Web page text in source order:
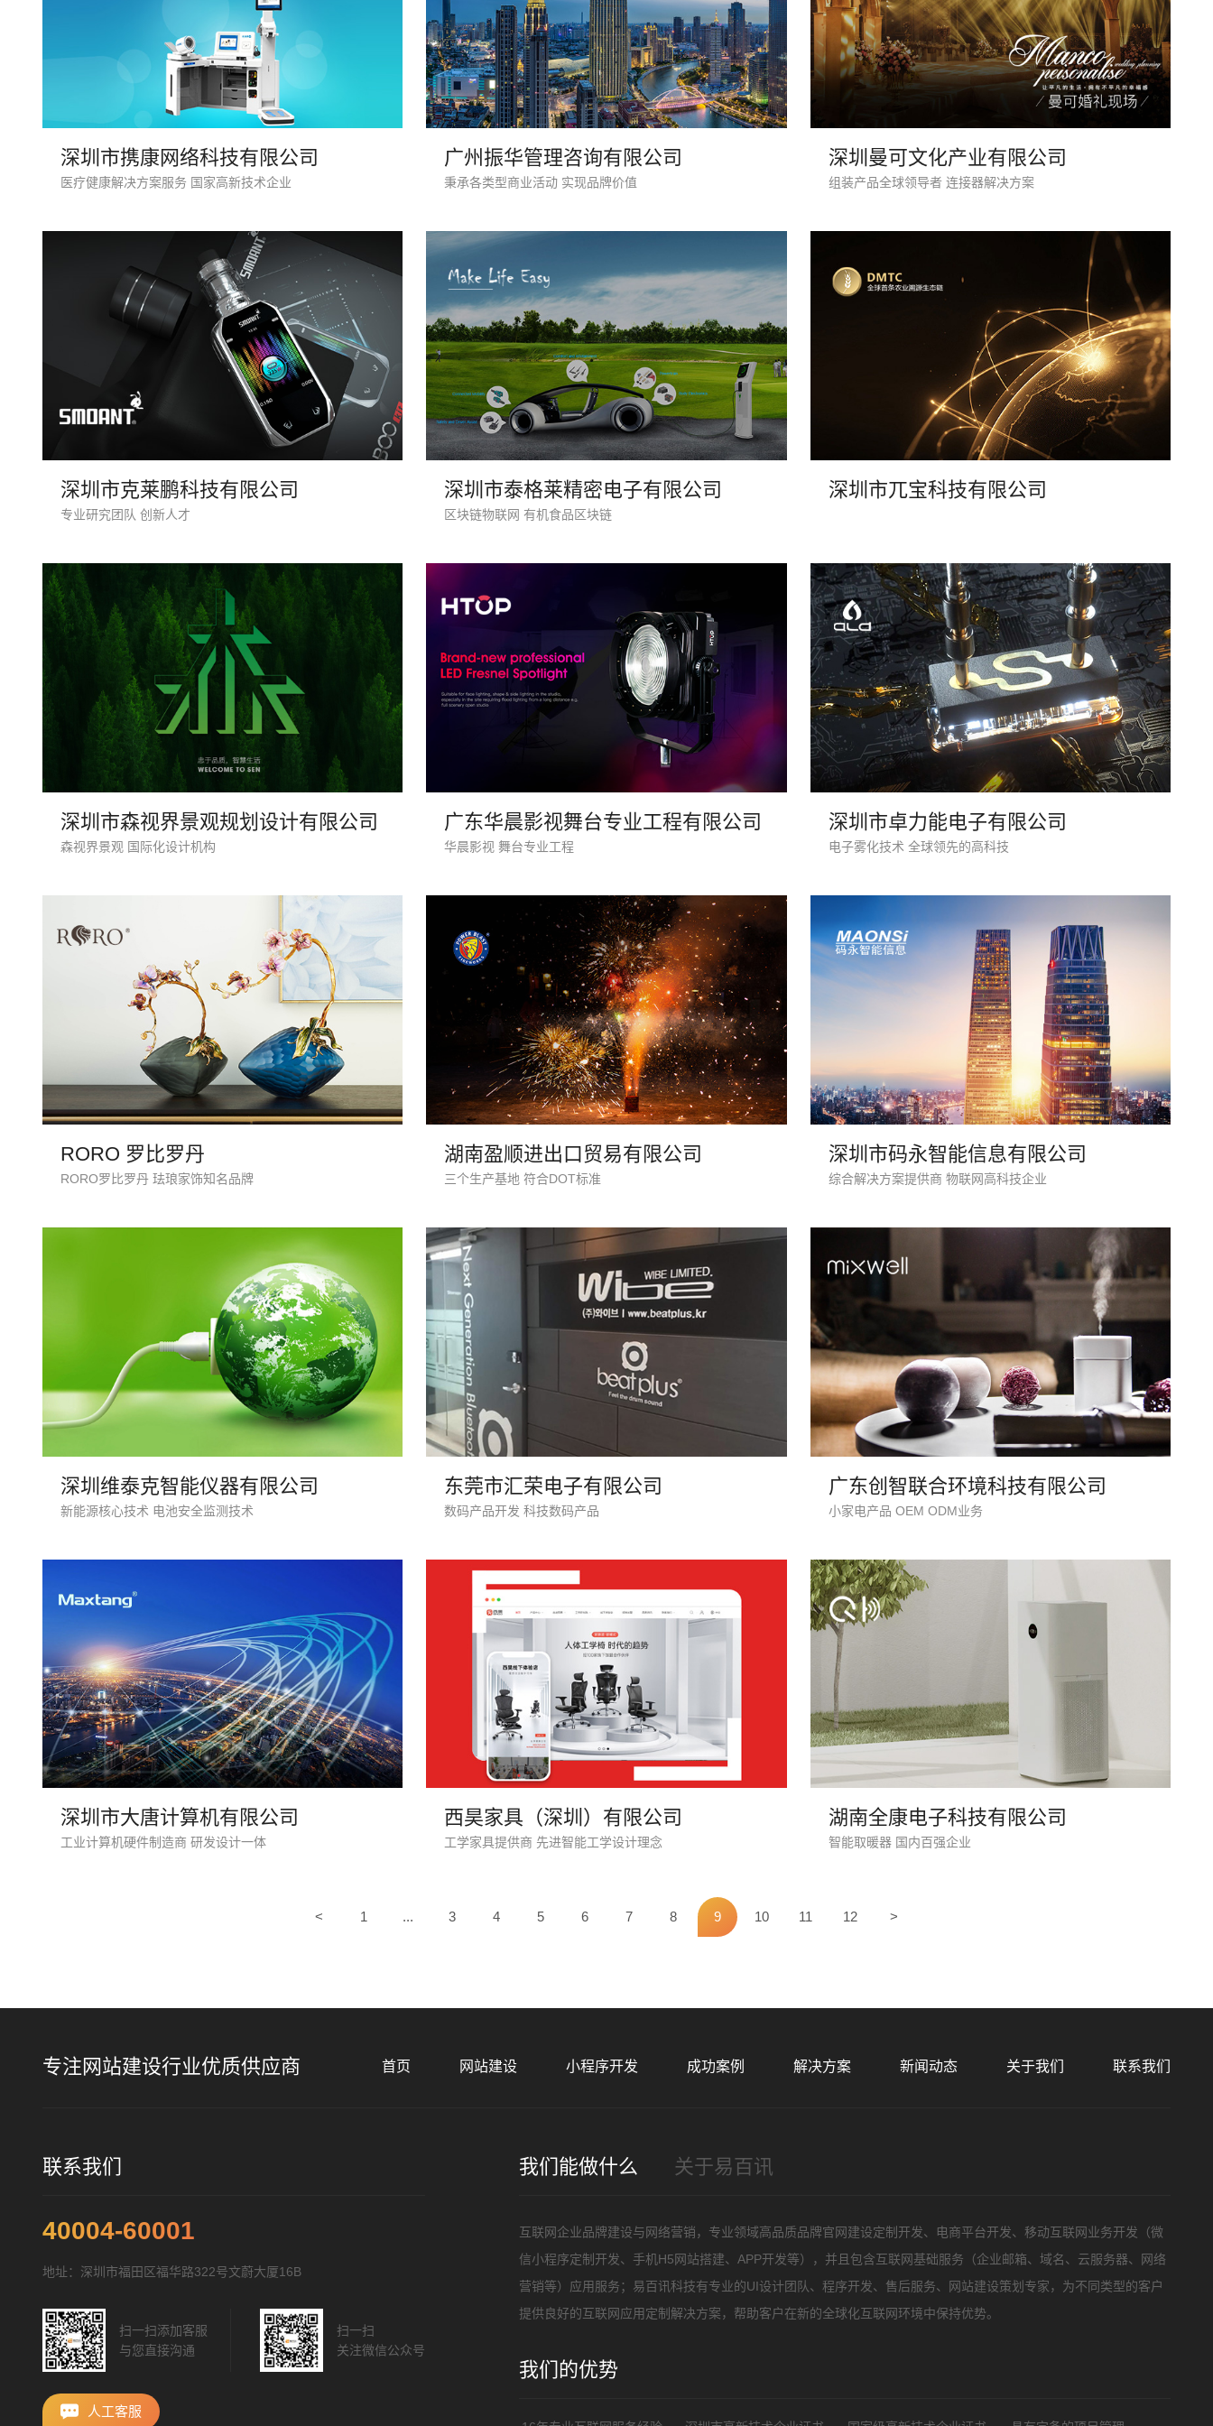
深圳市携康网络科技有限公司
医疗健康解决方案服务 国家高新技术企业
广州振华管理咨询有限公司
秉承各类型商业活动 实现品牌价值
深圳曼可文化产业有限公司
组装产品全球领导者 连接器解决方案
深圳市克莱鹏科技有限公司
专业研究团队 创新人才
深圳市泰格莱精密电子有限公司
区块链物联网 有机食品区块链
深圳市兀宝科技有限公司
深圳市森视界景观规划设计有限公司
森视界景观 国际化设计机构
广东华晨影视舞台专业工程有限公司
华晨影视 舞台专业工程
深圳市卓力能电子有限公司
电子雾化技术 全球领先的高科技
RORO 罗比罗丹
RORO罗比罗丹 珐琅家饰知名品牌
湖南盈顺进出口贸易有限公司
三个生产基地 符合DOT标准
深圳市码永智能信息有限公司
综合解决方案提供商 物联网高科技企业
深圳维泰克智能仪器有限公司
新能源核心技术 电池安全监测技术
东莞市汇荣电子有限公司
数码产品开发 科技数码产品
广东创智联合环境科技有限公司
小家电产品 OEM ODM业务
深圳市大唐计算机有限公司
工业计算机硬件制造商 研发设计一体
西昊家具（深圳）有限公司
工学家具提供商 先进智能工学设计理念
湖南全康电子科技有限公司
智能取暖器 国内百强企业
< 1 ... 3 4 5 6 7 8 9 10 11 12 >
专注网站建设行业优质供应商 首页 网站建设 小程序开发 成功案例 解决方案 新闻动态 关于我们 联系我们
联系我们
40004-60001
地址：深圳市福田区福华路322号文蔚大厦16B
扫一扫添加客服
与您直接沟通
扫一扫
关注微信公众号
人工客服
我们能做什么 关于易百讯
互联网企业品牌建设与网络营销，专业领域高品质品牌官网建设定制开发、电商平台开发、移动互联网业务开发（微
信小程序定制开发、手机H5网站搭建、APP开发等），并且包含互联网基础服务（企业邮箱、域名、云服务器、网络
营销等）应用服务；易百讯科技有专业的UI设计团队、程序开发、售后服务、网站建设策划专家，为不同类型的客户
提供良好的互联网应用定制解决方案，帮助客户在新的全球化互联网环境中保持优势。
我们的优势
请输入您的公司名称 名字
电话 微信号
创意品牌型网站 · 标准企业官网建设 · 外贸网站设计
电商及系统平台开发 · 微信小程序开发 · 年度运维服务
招标项目